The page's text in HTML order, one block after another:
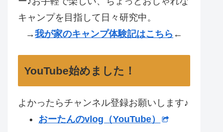
キャンプを目指して日々研究中。
→我が家のキャンプ体験記はこちら ←
YouTube始めました！
よかったらチャンネル登録お願いします♪
おーたんのvlog（YouTube）